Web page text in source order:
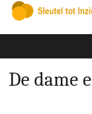
De dame